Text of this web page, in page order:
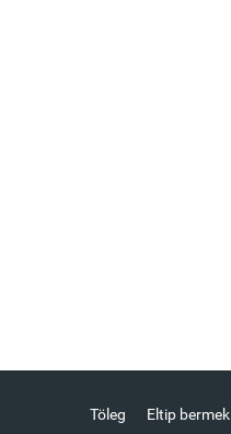
Töleg Eltip bermek